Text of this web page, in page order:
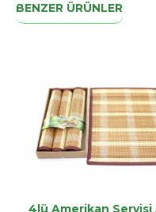
BENZER ÜRÜNLER